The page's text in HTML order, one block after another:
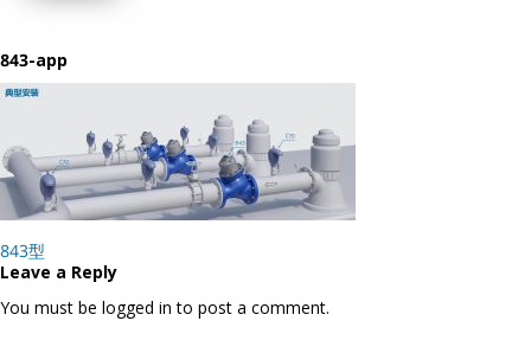
843-app
Post
navigation
843型
Leave a Reply
You must be logged in to post a comment.